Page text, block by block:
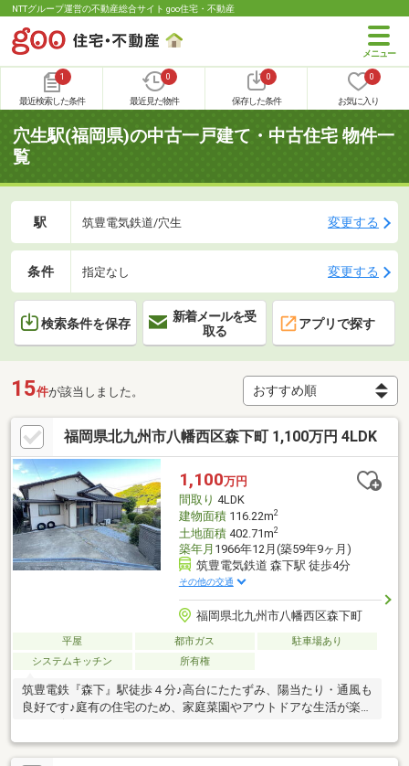
NTTグループ運営の不動産総合サイト goo住宅・不動産
1
最近検索した条件
0
最近見た物件
0
保存した条件
0
お気に入り
穴生駅(福岡県)の中古一戸建て・中古住宅 物件一
覧
駅 筑豊電気鉄道/穴生 変更する
条件 指定なし 変更する
検索条件を保存
新着メールを受
取る
アプリで探す
15件が該当しました。
福岡県北九州市八幡西区森下町 1,100万円 4LDK
1,100万円
間取り 4LDK
建物面積116.22m2
土地面積402.71m2
築年月 1966年12月(築59年9ヶ月)
筑豊電気鉄道 森下駅 徒歩4分
その他の交通
福岡県北九州市八幡西区森下町
平屋 都市ガス
駐車場あり
システムキッチン
所有権
筑豊電鉄『森下』駅徒歩４分♪高台にたたずみ、陽当たり・通風も
良好です♪庭有の住宅のため、家庭菜園やアウトドアな生活が楽し